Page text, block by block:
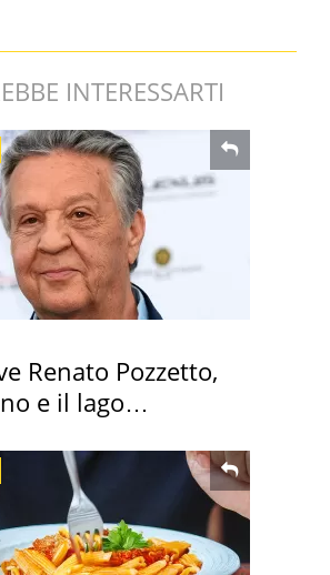
INTERESSARTI
Renato Pozzetto,
e il lago